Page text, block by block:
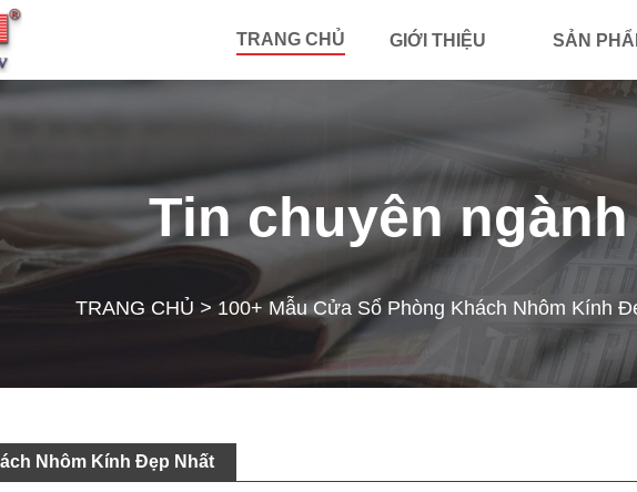
TRANG CHỦ GIỚI THIỆU SẢN
Tin chuyên ngành
TRANG CHỦ > 100+ Mẫu Cửa Sổ Phòng Khách Nhôm Kính
Nhôm Kính Đẹp Nhất